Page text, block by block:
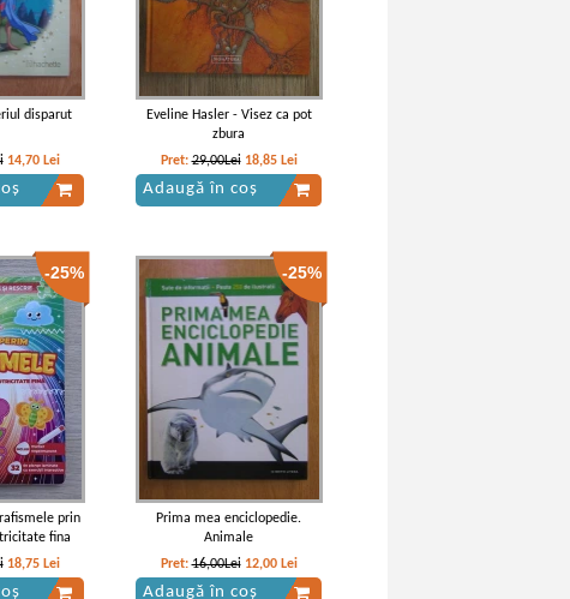
disparut
14,70 Lei
Eveline Hasler - Visez ca pot
zbura
Pret:29,00Lei 18,85 Lei
Adaugă în coș
-25%
prin
fina
18,75 Lei
-25%
Prima mea enciclopedie.
Animale
Pret:16,00Lei 12,00 Lei
Adaugă în coș